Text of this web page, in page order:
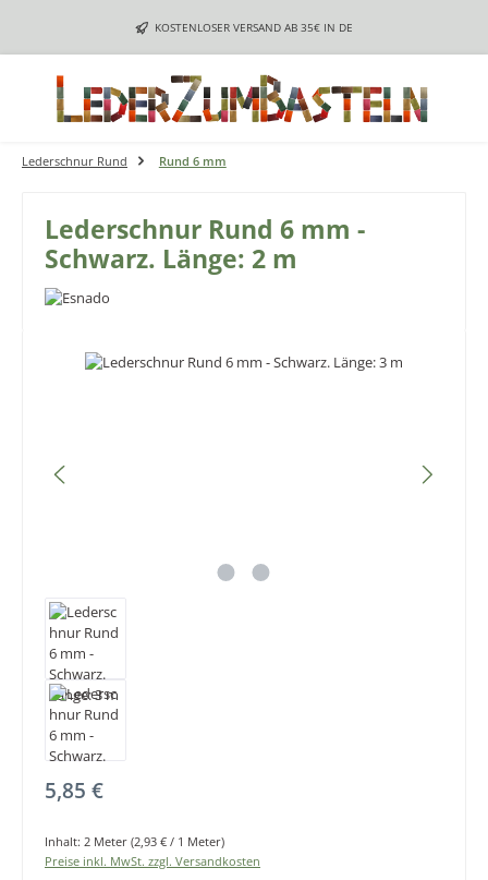
Zum Hauptinhalt springenKOSTENLOSER VERSAND AB 35€ IN DE
Lederschnur Rund Rund 6 mm
Lederschnur Rund 6 mm -
Schwarz. Länge: 2 m
Bildergalerie überspringen
Regulärer Preis:
5,85 €
Inhalt: 2 Meter (2,93 € / 1 Meter)
Preise inkl. MwSt. zzgl. Versandkosten